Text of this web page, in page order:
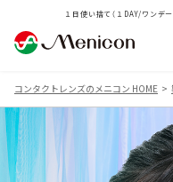
１日使い捨て（１DAY/ワン
コンタクトレンズのメニコン HOME